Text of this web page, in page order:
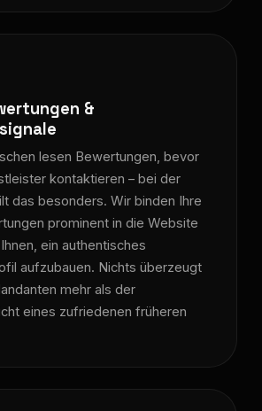
&
lesen Bewertungen, bevor
kontaktieren – bei der
das besonders. Wir binden Ihre
prominent in die Website
ein authentisches
aufzubauen. Nichts überzeugt
mehr als der
eines zufriedenen früheren